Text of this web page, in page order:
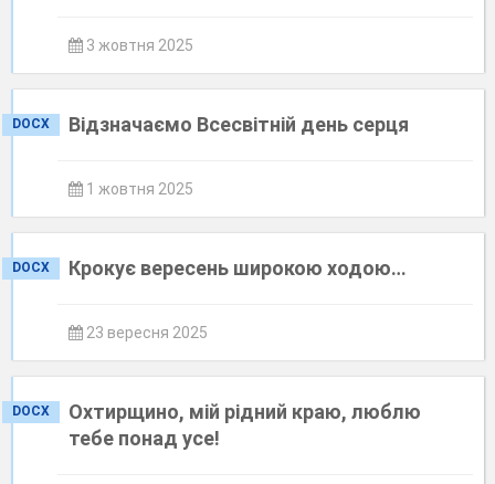
3 жовтня 2025
DOCX Відзначаємо Всесвітній день серця
1 жовтня 2025
DOCX Крокує вересень широкою ходою…
23 вересня 2025
DOCX
Охтирщино, мій рідний краю, люблю
тебе понад усе!